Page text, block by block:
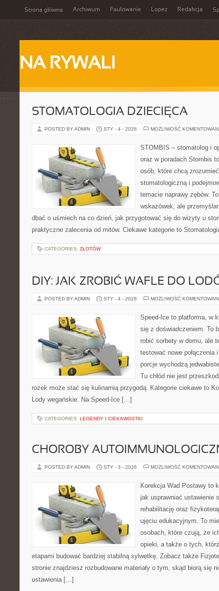
Strona główna Archiwum Faulowanie Lopez Redakcja
NA RYWALI
STOMATOLOGIA DZIECIĘCA
POSTED BY ADMIN STY - 4 - 2026 MOŻLIWOŚĆ
STOMBIS – stomatolog i
oraz w poradach Stombis
osób, które chcą
stomatologiczną i
temacie naprawy zębów.
wskazówek, ale
dbać o uśmiech na co dzień, jak przygotować się do wizyty u
praktyczne zalecenia od mitów. Ciekawe kategorie to
CATEGORIES: ZŁOTÓW
DIY: JAK ZROBIĆ WAFLE DO
POSTED BY ADMIN STY - 4 - 2026 MOŻLIWOŚĆ
Speed-Ice to platforma, w
się z doświadczeniem. To
robić sorbety w domu, ale
testować nowe połączenia
porcje wychodzą
Tu chłód nie jest
rożek może stać się kulinarnią przygodą. Kategorie ciekawe to
Lody wegańskie. Na Speed-Ice […]
CATEGORIES: LEGENDY I CIEKAWOSTKI
CHOROBY
POSTED BY ADMIN STY - 3 - 2026 MOŻLIWOŚĆ
Korekcja Wad Postawy to
jak usprawniać ustawienie
rehabilitację oraz
ujęciu edukacyjnym. To
osobach, które czują, że
opieki, a także o tych,
etapami budować bardziej stabilną sylwetkę. Zobacz także
stronie znajdziesz rozbudowane materiały o tym, skąd biorą się
ustawienia […]